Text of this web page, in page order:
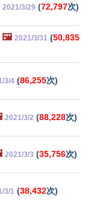
2021/3/29 (72,797次)
🖼️ 2021/3/31 (50,835
3/4 (86,255次)
2021/3/2 (88,228次)
2021/3/3 (35,756次)
3/1 (38,432次)